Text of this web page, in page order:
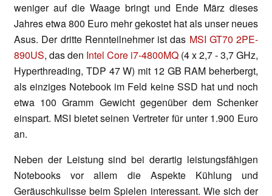
weniger auf die Waage bringt und Ende März dieses
Jahres etwa 800 Euro mehr gekostet hat als unser neues
Asus. Der dritte Rennteilnehmer ist das MSI GT70 2PE-
890US, das den Intel Core i7-4800MQ (4 x 2,7 - 3,7 GHz,
Hyperthreading, TDP 47 W) mit 12 GB RAM beherbergt,
als einziges Notebook im Feld keine SSD hat und noch
etwa 100 Gramm Gewicht gegenüber dem Schenker
einspart. MSI bietet seinen Vertreter für unter 1.900 Euro
an.
Neben der Leistung sind bei derartig leistungsfähigen
Notebooks vor allem die Aspekte Kühlung und
Geräuschkulisse beim Spielen interessant. Wie sich der